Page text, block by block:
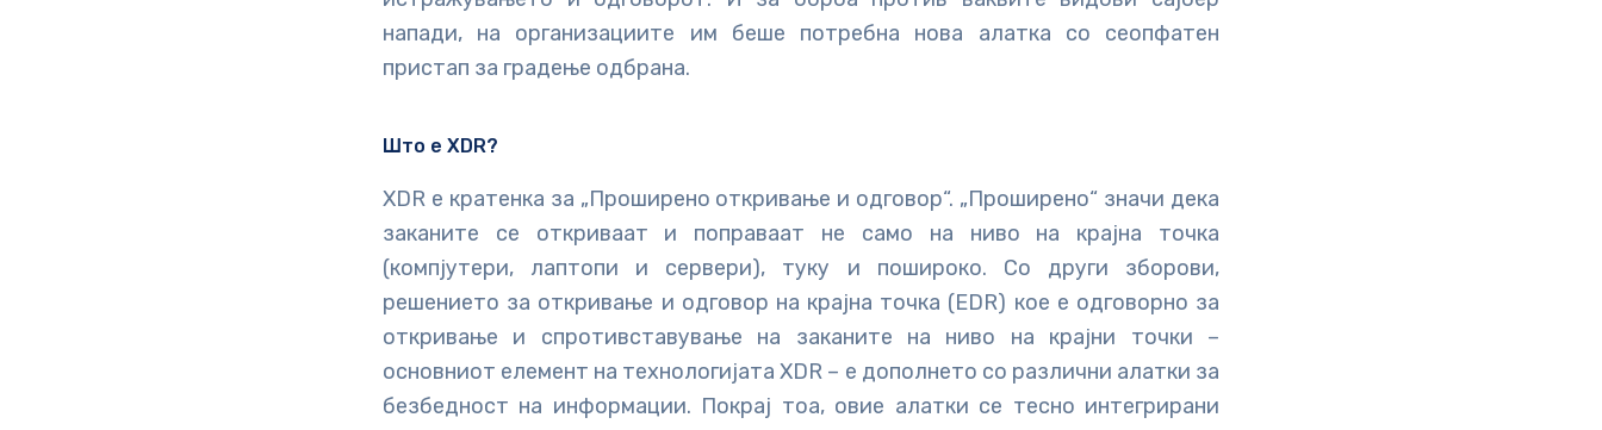
напади, на организациите им беше потребна нова алатка со сеопфатен
пристап за градење одбрана.
Што е XDR?
XDR е кратенка за „Проширено откривање и одговор“. „Проширено“ значи дека
заканите се откриваат и поправаат не само на ниво на крајна точка
(компјутери, лаптопи и сервери), туку и пошироко. Со други зборови,
решението за откривање и одговор на крајна точка (EDR) кое е одговорно за
откривање и спротивставување на заканите на ниво на крајни точки –
основниот елемент на технологијата XDR – е дополнето со различни алатки за
безбедност на информации. Покрај тоа, овие алатки се тесно интегрирани